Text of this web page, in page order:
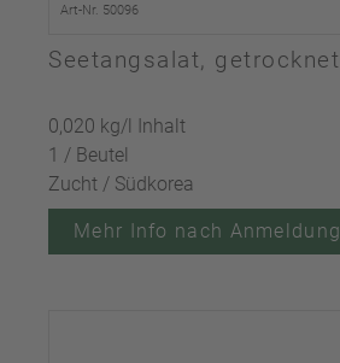
Art-Nr. 50096
Seetangsalat, getrocknet
0,020 kg/l Inhalt
1 / Beutel
Zucht / Südkorea
Mehr Info nach Anmeldung